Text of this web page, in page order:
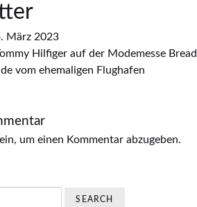
März 2023
Hilfiger auf der Modemesse Bread
vom ehemaligen Flughafen
um einen Kommentar abzugeben.